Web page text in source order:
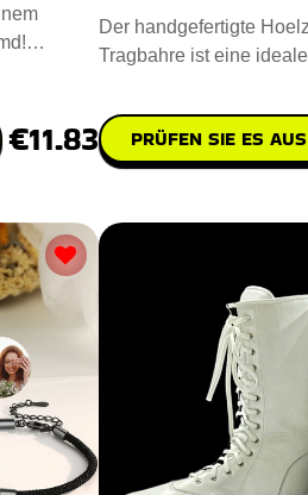
€11.83
Der handgefertigte
Tragbahre ist eine ideale
PRÜFEN SIE ES AUS